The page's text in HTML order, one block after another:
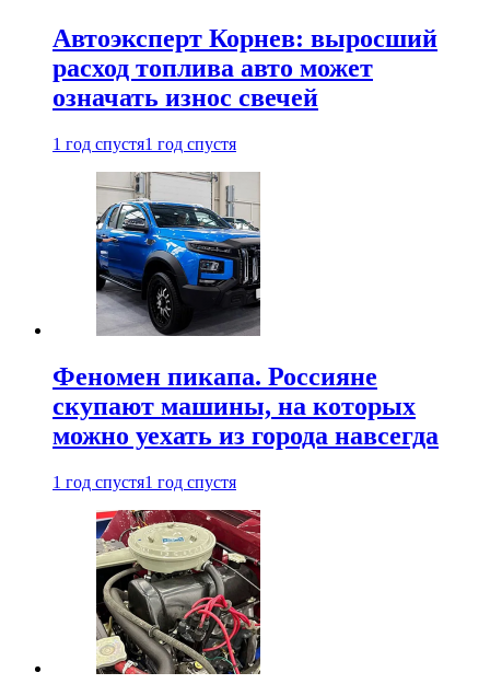
Автоэксперт Корнев: выросший
расход топлива авто может
означать износ свечей
1 год спустя1 год спустя
Феномен пикапа. Россияне
скупают машины, на которых
можно уехать из города навсегда
1 год спустя1 год спустя